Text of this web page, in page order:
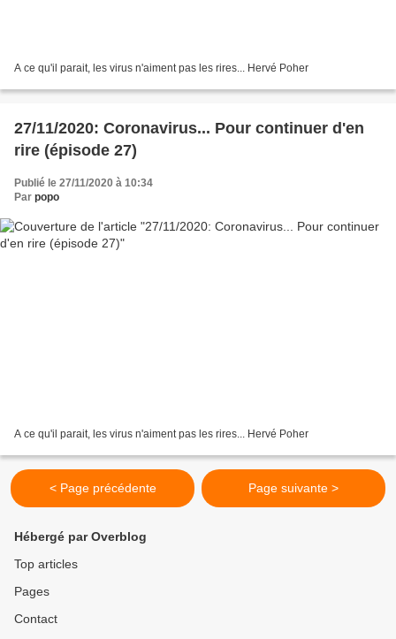
A ce qu'il parait, les virus n'aiment pas les rires... Hervé Poher
27/11/2020: Coronavirus... Pour continuer d'en
rire (épisode 27)
Publié le 27/11/2020 à 10:34
Par popo
A ce qu'il parait, les virus n'aiment pas les rires... Hervé Poher
< Page précédente Page suivante >
Hébergé par Overblog
Top articles
Pages
Contact